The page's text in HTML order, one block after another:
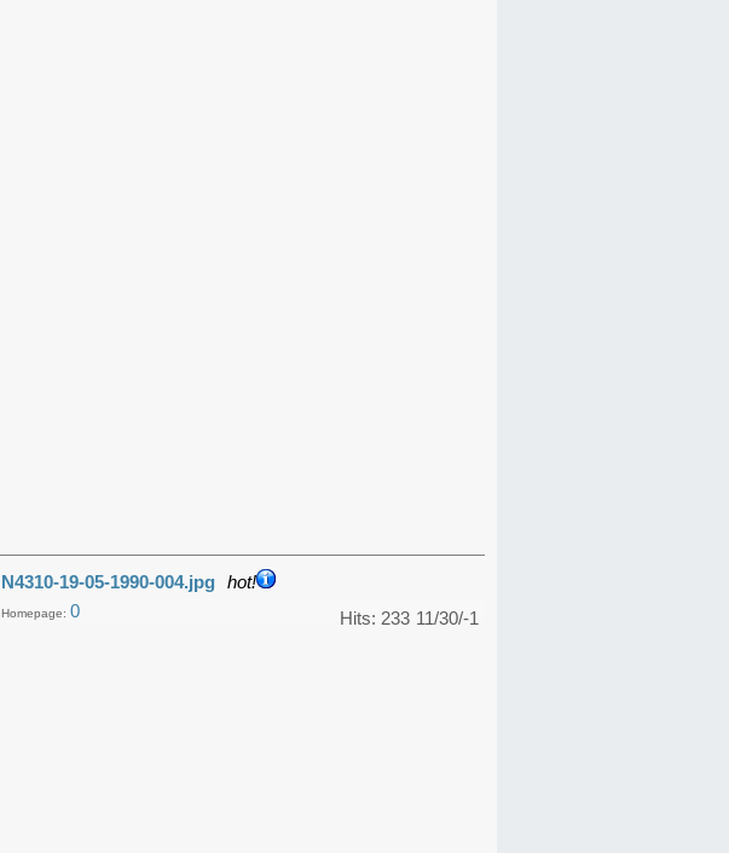
N4310-19-05-1990-004.jpg hot!
11/30/-1
Hits: 233
Homepage: 0